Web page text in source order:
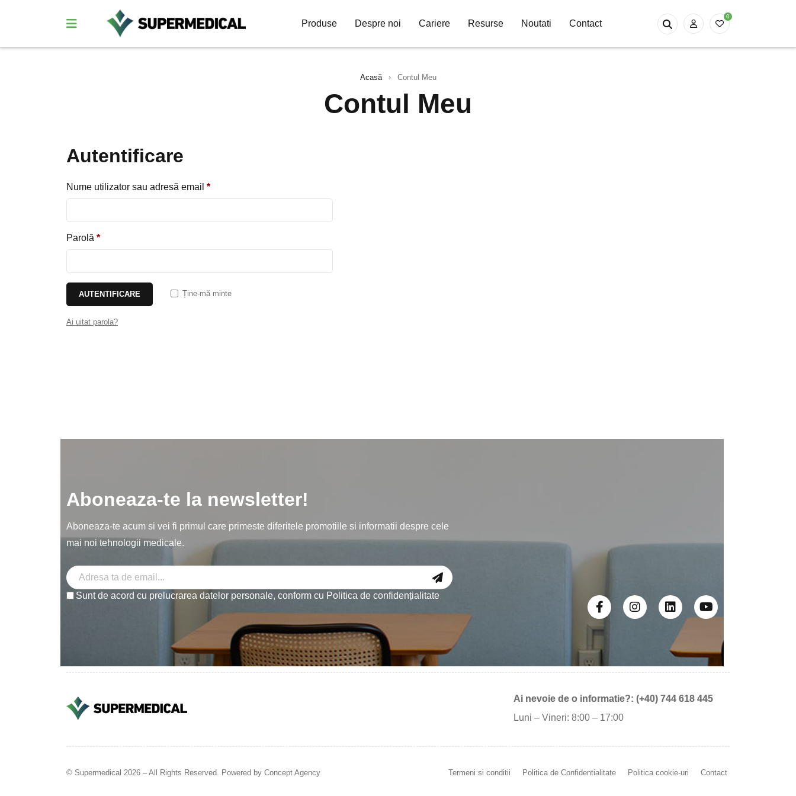
Produse Despre noi Cariere Resurse Noutati Contact
0
Acasă › Contul Meu
Contul Meu
Autentificare
Nume utilizator sau adresă email *
Parolă *
Ține-mă minte
AUTENTIFICARE
Ai uitat parola?
Aboneaza-te la newsletter!
Aboneaza-te acum si vei fi primul care primeste diferitele promotiile si informatii despre cele
mai noi tehnologii medicale.
Sunt de acord cu prelucrarea datelor personale, conform cu Politica de confidențialitate
Ai nevoie de o informatie?: (+40) 744 618 445
Luni – Vineri: 8:00 – 17:00
© Supermedical 2026 – All Rights Reserved. Powered by Concept Agency Termeni si conditii Politica de Confidentialitate Politica cookie-uri Contact